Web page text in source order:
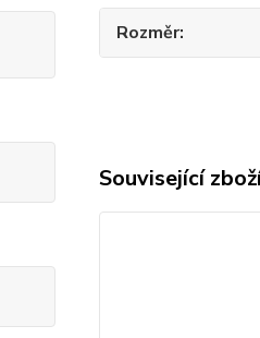
Rozměr
Související